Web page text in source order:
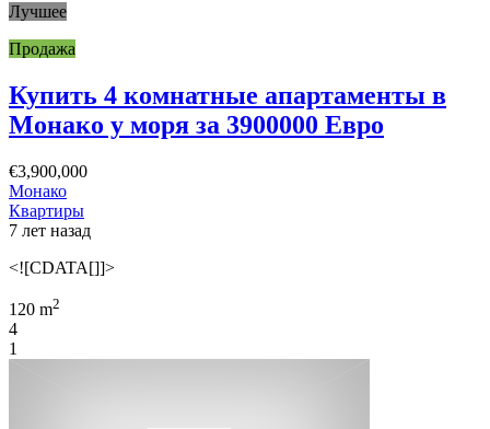
Лучшее
Продажа
Купить 4 комнатные апартаменты в
Монако у моря за 3900000 Евро
€3,900,000
Монако
Квартиры
7 лет назад
<![CDATA[]]>
120 m2
4
1